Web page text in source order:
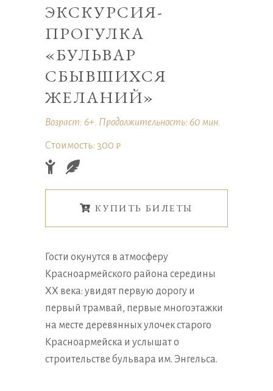
ЭКСКУРСИЯ-
ПРОГУЛКА
«БУЛЬВАР
СБЫВШИХСЯ
ЖЕЛАНИЙ»
Возраст: 6+. Продолжительность: 60 мин.
Стоимость: 300 ₽
КУПИТЬ БИЛЕТЫ
Гости окунутся в атмосферу
Красноармейского района середины
XX века: увидят первую дорогу и
первый трамвай, первые многоэтажки
на месте деревянных улочек старого
Красноармейска и услышат о
строительстве бульвара им. Энгельса.